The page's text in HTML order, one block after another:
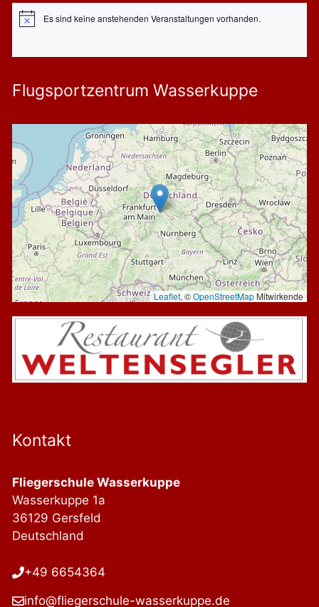
HinweisEs sind keine anstehenden Veranstaltungen vorhanden.
Flugsportzentrum Wasserkuppe
Leaflet, ©OpenStreetMapMitwirkende
Kontakt
Fliegerschule Wasserkuppe
Wasserkuppe 1a
36129 Gersfeld
Deutschland
+49 6654364
info@fliegerschule-wasserkuppe.de